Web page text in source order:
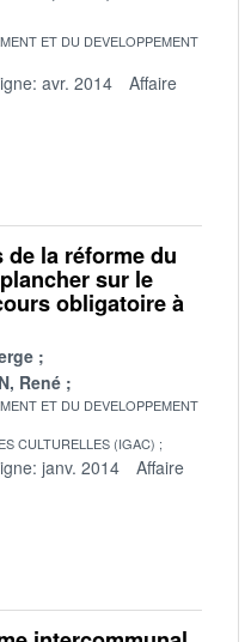
ET DU DEVELOPPEMENT
avr. 2014
Affaire
la réforme du
sur le
obligatoire à
René
ET DU DEVELOPPEMENT
CULTURELLES (IGAC)
janv. 2014
Affaire